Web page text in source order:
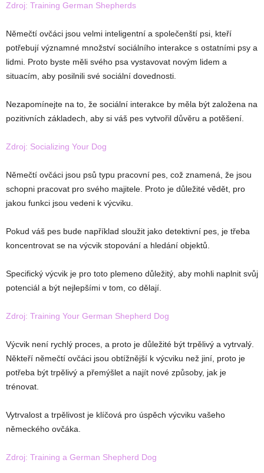
Zdroj: Training German Shepherds
Němečtí ovčáci jsou velmi inteligentní a společenští psi, kteří
potřebují významné množství sociálního interakce s ostatními psy a
lidmi. Proto byste měli svého psa vystavovat novým lidem a
situacím, aby posilnili své sociální dovednosti.
Nezapomínejte na to, že sociální interakce by měla být založena na
pozitivních základech, aby si váš pes vytvořil důvěru a potěšení.
Zdroj: Socializing Your Dog
Němečtí ovčáci jsou psů typu pracovní pes, což znamená, že jsou
schopni pracovat pro svého majitele. Proto je důležité vědět, pro
jakou funkci jsou vedeni k výcviku.
Pokud váš pes bude například sloužit jako detektivní pes, je třeba
koncentrovat se na výcvik stopování a hledání objektů.
Specifický výcvik je pro toto plemeno důležitý, aby mohli naplnit svůj
potenciál a být nejlepšími v tom, co dělají.
Zdroj: Training Your German Shepherd Dog
Výcvik není rychlý proces, a proto je důležité být trpělivý a vytrvalý.
Někteří němečtí ovčáci jsou obtížnější k výcviku než jiní, proto je
potřeba být trpělivý a přemýšlet a najít nové způsoby, jak je
trénovat.
Vytrvalost a trpělivost je klíčová pro úspěch výcviku vašeho
německého ovčáka.
Zdroj: Training a German Shepherd Dog